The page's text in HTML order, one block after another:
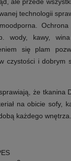
ale przede
technologii
wody, kawy,
się plam
czystości i dobrym
że tkanina
na obicie sofy,
każdego wnętrza.